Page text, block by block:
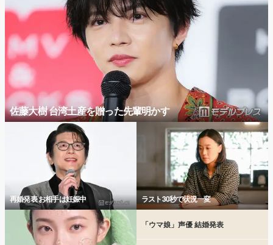
佐藤大樹 台湾土産を贈った先輩明かす
再婚発表 お相手は妊娠中 ラスト30秒で状況一変
「ウマ娘」声優 結婚発表